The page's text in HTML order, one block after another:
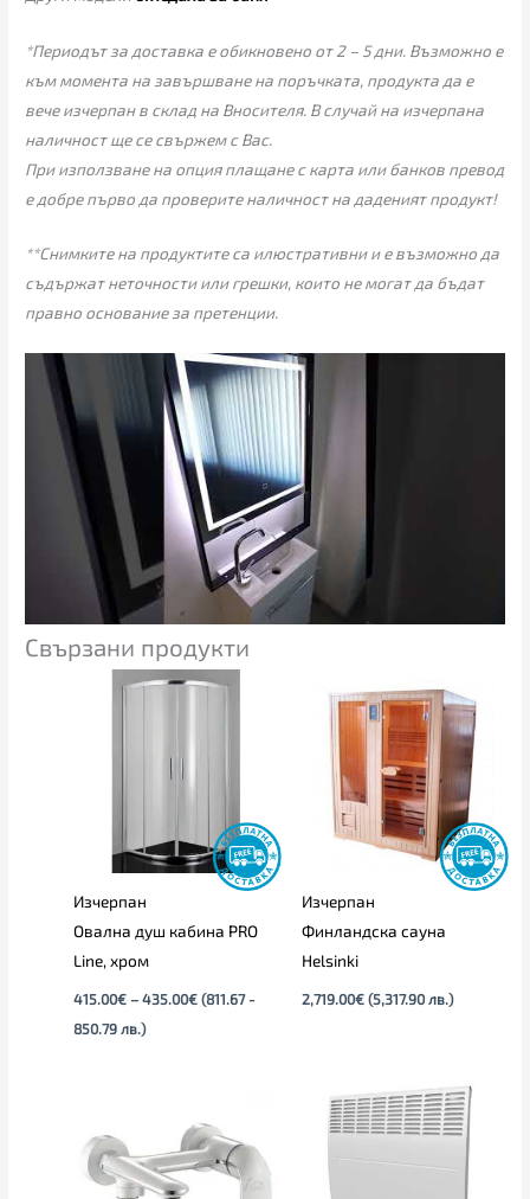
*Периодът за доставка е обикновено от 2 – 5 дни. Възможно е
към момента на завършване на поръчката, продукта да е
вече изчерпан в склад на Вносителя. В случай на изчерпана
наличност ще се свържем с Вас.
При използване на опция плащане с карта или банков превод
е добре първо да проверите наличност на даденият продукт!
**Снимките на продуктите са илюстративни и е възможно да
съдържат неточности или грешки, които не могат да бъдат
правно основание за претенции.
Свързани продукти
Изчерпан
Овална душ кабина PRO
Line, хром
415.00€ – 435.00€
Price
(811.67 -
850.79 лв.)
Изчерпан
Финландска сауна
Helsinki
2,719.00€ (5,317.90 лв.)